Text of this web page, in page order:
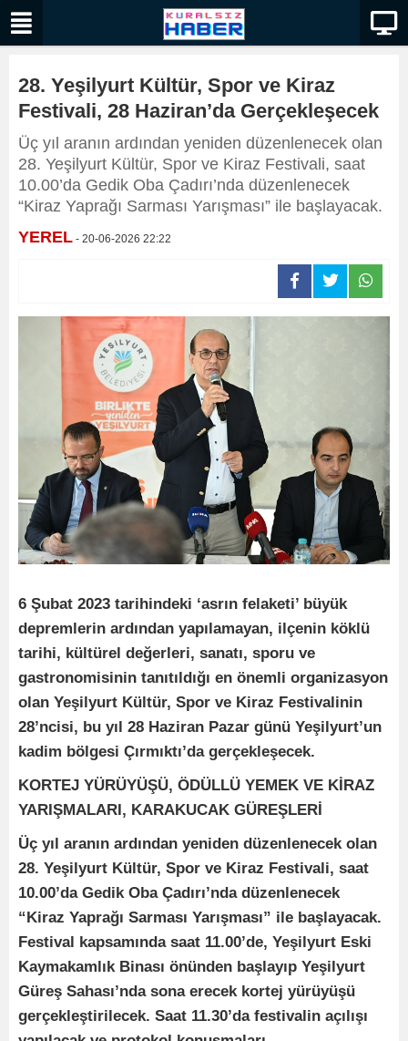
28. Yeşilyurt Kültür, Spor ve Kiraz
Festivali, 28 Haziran’da Gerçekleşecek
Üç yıl aranın ardından yeniden düzenlenecek olan
28. Yeşilyurt Kültür, Spor ve Kiraz Festivali, saat
10.00’da Gedik Oba Çadırı’nda düzenlenecek
“Kiraz Yaprağı Sarması Yarışması” ile başlayacak.
YEREL - 20-06-2026 22:22
6 Şubat 2023 tarihindeki ‘asrın felaketi’ büyük
depremlerin ardından yapılamayan, ilçenin köklü
tarihi, kültürel değerleri, sanatı, sporu ve
gastronomisinin tanıtıldığı en önemli organizasyon
olan Yeşilyurt Kültür, Spor ve Kiraz Festivalinin
28’ncisi, bu yıl 28 Haziran Pazar günü Yeşilyurt’un
kadim bölgesi Çırmıktı’da gerçekleşecek.
KORTEJ YÜRÜYÜŞÜ, ÖDÜLLÜ YEMEK VE KİRAZ
YARIŞMALARI, KARAKUCAK GÜREŞLERİ
Üç yıl aranın ardından yeniden düzenlenecek olan
28. Yeşilyurt Kültür, Spor ve Kiraz Festivali, saat
10.00’da Gedik Oba Çadırı’nda düzenlenecek
“Kiraz Yaprağı Sarması Yarışması” ile başlayacak.
Festival kapsamında saat 11.00’de, Yeşilyurt Eski
Kaymakamlık Binası önünden başlayıp Yeşilyurt
Güreş Sahası’nda sona erecek kortej yürüyüşü
gerçekleştirilecek. Saat 11.30’da festivalin açılışı